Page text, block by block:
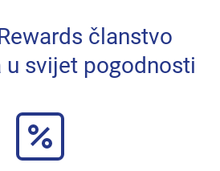
članstvo
u svijet pogodnosti